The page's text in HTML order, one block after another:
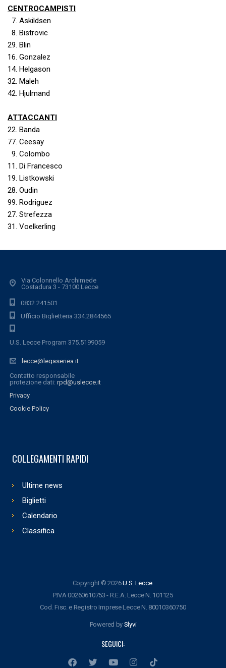
CENTROCAMPISTI
7. Askildsen
8. Bistrovic
29. Blin
16. Gonzalez
14. Helgason
32. Maleh
42. Hjulmand
ATTACCANTI
22. Banda
77. Ceesay
9. Colombo
11. Di Francesco
19. Listkowski
28. Oudin
99. Rodriguez
27. Strefezza
31. Voelkerling
Via Colonnello Archimede
Costadura 3 - 73100 Lecce
0832.241501
Ufficio Biglietteria 334.2844565
U.S. Lecce Program 375.5199059
lecce@legaseriea.it
Contatto responsabile
protezione dati: rpd@uslecce.it
Privacy
Cookie Policy
COLLEGAMENTI RAPIDI
Ultime news
Biglietti
Calendario
Classifica
Copyright © 2026U.S. Lecce.
P.IVA 00260610753 - R.E.A. Lecce N. 101125
Cod. Fisc. e Registro Imprese Lecce N. 80010360750
Powered by Slyvi
SEGUICI: